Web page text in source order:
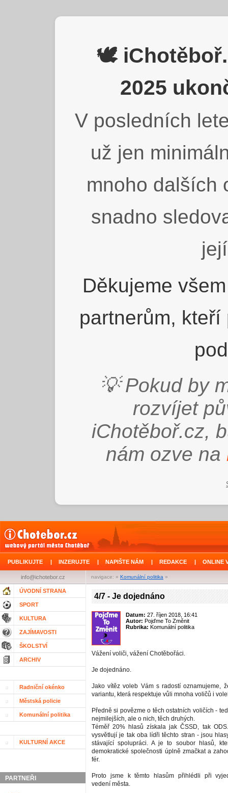
🕊️
2025
V posledních
už jen
mnoho dalších
snadno
Děkujeme
partnerům,
💡 Pokud by
rozvíjet
iChotěboř.cz,
nám ozve na
PUBLIKUJTE | INZERUJTE | NAPIŠTE NÁM | REDAKCE | ONLINE
navigace: » Komunální politika »
info@ichotebor.cz
ÚVODNÍ STRANA
SPORT
KULTURA
ZAJÍMAVOSTI
ŠKOLSTVÍ
ARCHIV
Radniční okénko
Městská policie
Komunální politika
KULTURNÍ AKCE
PARTNEŘI
4/7 - Je dojednáno
Datum: 27. říjen 2018, 16:41
Autor: Pojďme To Změnit
Rubrika: Komunální politika
Vážení voliči, vážení Chotěbořáci.
Je dojednáno.
Jako vítěz voleb Vám s radostí oznamujeme,
variantu, která respektuje vůli mnoha voličů i
Předně si povězme o těch ostatních voličích -
nejmilejších, ale o nich, těch druhých.
Téměř 20% hlasů získala jak ČSSD, tak
vysvětlují je tak oba lídři těchto stran - jsou
stávající spolupráci. A je to soubor hlasů,
demokratické společnosti úplně zmačkat a
fér.
Proto jsme k těmto hlasům přihlédli při
vedení města.